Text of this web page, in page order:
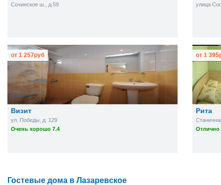
Сочинское ш., д.59 улица
Визит
ул. Победы, д. 129
Очень хорошо 7.4
от 1 257руб
Рита
Отлично
от 1 395
Гостевые дома в Лазаревское